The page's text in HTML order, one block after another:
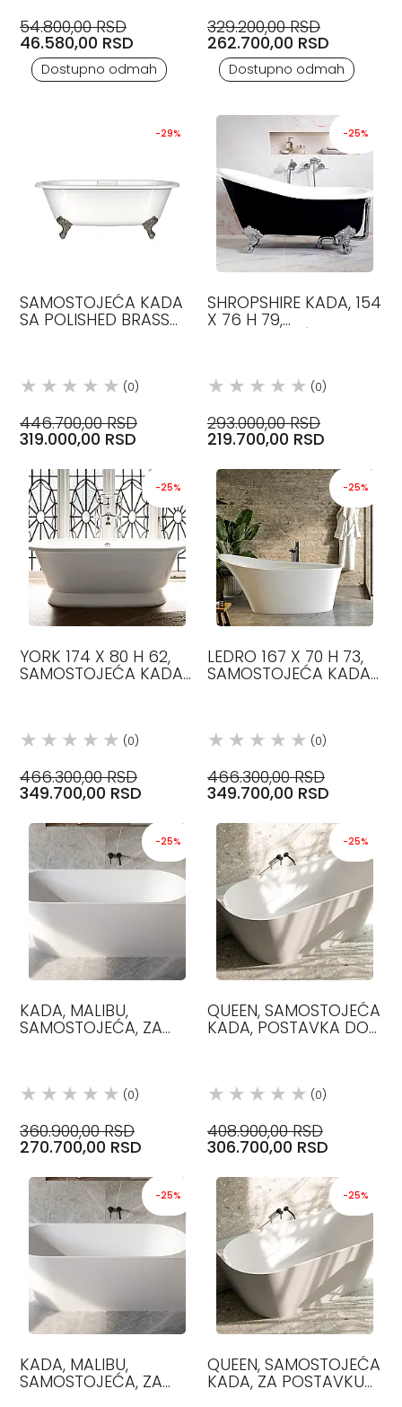
54.800,00 RSD
46.580,00 RSD
Dostupno odmah
329.200,00 RSD
262.700,00 RSD
Dostupno odmah
-29%
SAMOSTOJEĆA KADA
SA POLISHED BRASS
(0)
446.700,00 RSD
319.000,00 RSD
-25%
SHROPSHIRE KADA, 154
X 76 H 79,
(0)
293.000,00 RSD
219.700,00 RSD
-25%
YORK 174 X 80 H 62,
SAMOSTOJEĆA KADA
(0)
466.300,00 RSD
349.700,00 RSD
-25%
LEDRO 167 X 70 H 73,
SAMOSTOJEĆA KADA
(0)
466.300,00 RSD
349.700,00 RSD
-25%
KADA, MALIBU,
SAMOSTOJEĆA, ZA
(0)
360.900,00 RSD
270.700,00 RSD
-25%
QUEEN, SAMOSTOJEĆA
KADA, POSTAVKA DO
(0)
408.900,00 RSD
306.700,00 RSD
-25%
KADA, MALIBU,
SAMOSTOJEĆA, ZA
-25%
QUEEN, SAMOSTOJEĆA
KADA, ZA POSTAVKU